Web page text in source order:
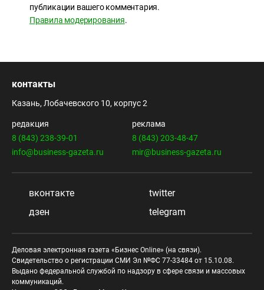
публикации вашего комментария.
Правила модерирования.
контакты
Казань, Лобачевского 10, корпус 2
редакция
8 (843) 238-39-01
info@business-gazeta.ru
реклама
8 (843) 203-48-47
mir@business-gazeta.ru
вконтакте
twitter
дзен
telegram
Деловая электронная газета «Бизнес Online» (на связи).
Свидетельство о регистрации СМИ Эл №ФС 77-33484 от 15.10.08.
Выдано федеральной службой по надзору в сфере связи и массовых
коммуникаций.